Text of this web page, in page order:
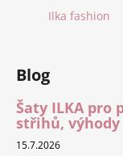
Ilka fashion
Blog
Šaty ILKA pro
střihů,
15.7.2026